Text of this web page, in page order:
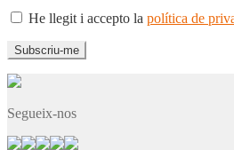
He llegit i accepto la política de
Segueix-nos